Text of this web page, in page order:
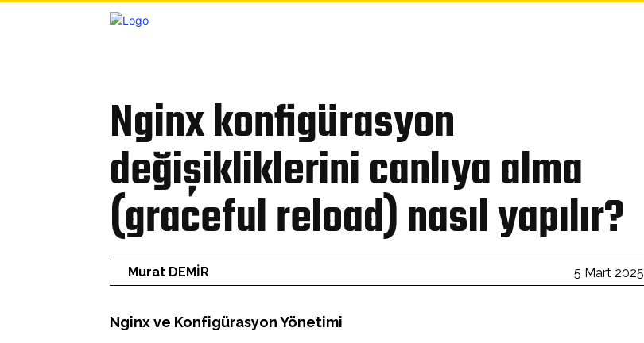
Nginx konfigürasyon
değişikliklerini canlıya alma
(graceful reload) nasıl yapılır?
5 Mart 2025
Murat DEMİR
Nginx ve Konfigürasyon Yönetimi